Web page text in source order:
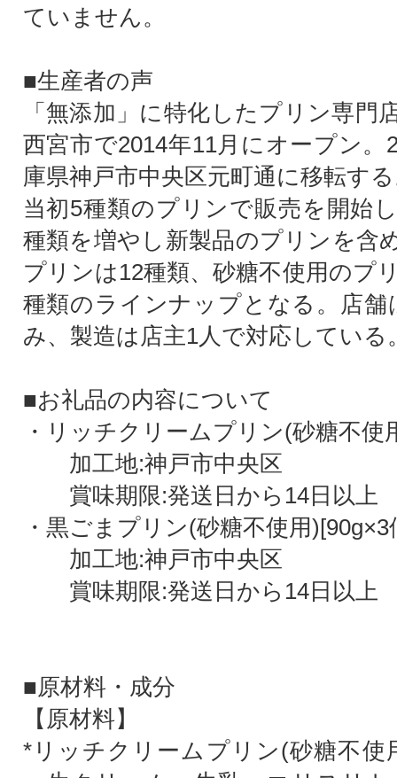
ていません。
■生産者の声
「無添加」に特化したプリン専門
西宮市で2014年11月にオープン。
庫県神戸市中央区元町通に移転す
当初5種類のプリンで販売を開始
種類を増やし新製品のプリンを含
プリンは12種類、砂糖不使用のプ
種類のラインナップとなる。店舗
み、製造は店主1人で対応している
■お礼品の内容について
・リッチクリームプリン(砂糖不使
加工地:神戸市中央区
賞味期限:発送日から14日以上
・黒ごまプリン(砂糖不使用)[90g×3
加工地:神戸市中央区
賞味期限:発送日から14日以上
■原材料・成分
【原材料】
*リッチクリームプリン(砂糖不使